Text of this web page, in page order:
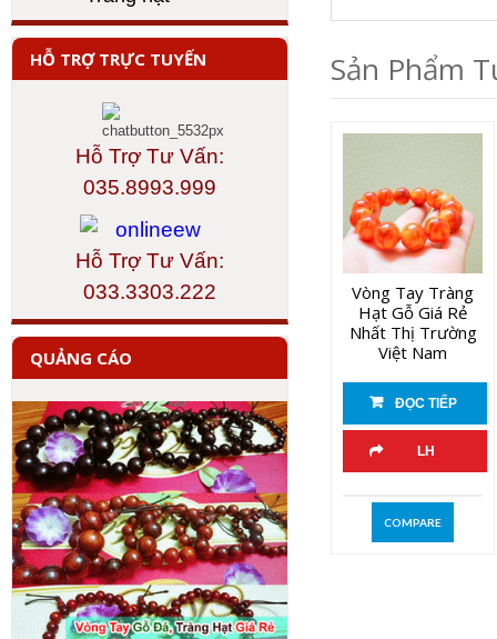
Sản Phẩm
Vòng Tay Tràng
Hạt Gỗ Giá Rẻ
Nhất Thị Trường
Việt Nam
ĐỌC TIẾP
LH
COMPARE
HỖ TRỢ TRỰC TUYẾN
Hỗ Trợ Tư Vấn:
035.8993.999
Hỗ Trợ Tư Vấn:
033.3303.222
QUẢNG CÁO